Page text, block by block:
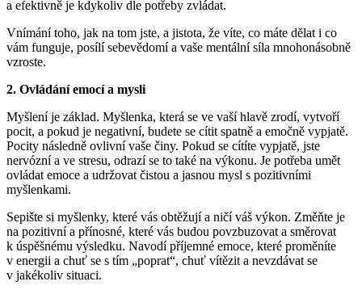
a efektivně je kdykoliv dle potřeby zvládat.
Vnímání toho, jak na tom jste, a jistota, že víte, co máte dělat i co
vám funguje, posílí sebevědomí a vaše mentální síla mnohonásobně
vzroste.
2. Ovládání emocí a mysli
Myšlení je základ. Myšlenka, která se ve vaší hlavě zrodí, vytvoří
pocit, a pokud je negativní, budete se cítit spatně a emočně vypjatě.
Pocity následně ovlivní vaše činy. Pokud se cítíte vypjatě, jste
nervózní a ve stresu, odrazí se to také na výkonu. Je potřeba umět
ovládat emoce a udržovat čistou a jasnou mysl s pozitivními
myšlenkami.
Sepište si myšlenky, které vás obtěžují a ničí váš výkon. Změňte je
na pozitivní a přínosné, které vás budou povzbuzovat a směrovat
k úspěšnému výsledku. Navodí příjemné emoce, které proměníte
v energii a chuť se s tím „poprat“, chuť vítězit a nevzdávat se
v jakékoliv situaci.